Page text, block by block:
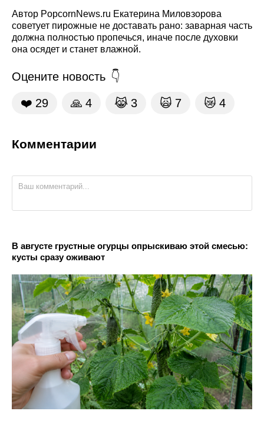
Автор PopcornNews.ru Екатерина Миловзорова
советует пирожные не доставать рано: заварная часть
должна полностью пропечься, иначе после духовки
она осядет и станет влажной.
Оцените новость
❤️ 29 🙏 4 😹 3 🙀 7 😿 4
Комментарии
В августе грустные огурцы опрыскиваю этой смесью:
кусты сразу оживают